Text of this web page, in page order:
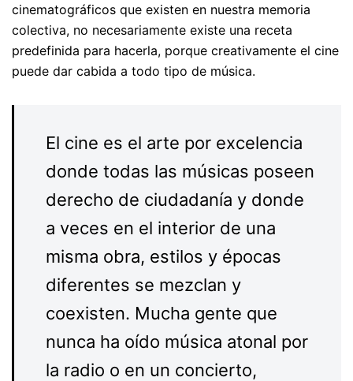
cinematográficos que existen en nuestra memoria
colectiva, no necesariamente existe una receta
predefinida para hacerla, porque creativamente el cine
puede dar cabida a todo tipo de música.
El cine es el arte por excelencia
donde todas las músicas poseen
derecho de ciudadanía y donde
a veces en el interior de una
misma obra, estilos y épocas
diferentes se mezclan y
coexisten. Mucha gente que
nunca ha oído música atonal por
la radio o en un concierto,